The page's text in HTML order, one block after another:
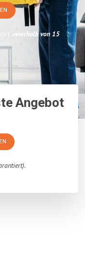
innerhalb von 15
Angebot